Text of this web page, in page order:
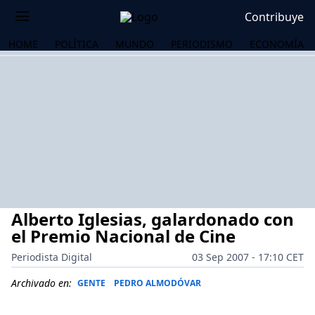
Contribuye
HOME POLÍTICA MUNDO PERIODISMO ECONOMÍA
Alberto Iglesias, galardonado con
el Premio Nacional de Cine
Periodista Digital
03 Sep 2007 - 17:10 CET
Archivado en: GENTE PEDRO ALMODÓVAR